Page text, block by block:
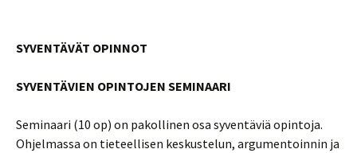
SYVENTÄVÄT OPINNOT
SYVENTÄVIEN OPINTOJEN SEMINAARI
Seminaari (10 op) on pakollinen osa syventäviä opintoja.
Ohjelmassa on tieteellisen keskustelun, argumentoinnin ja